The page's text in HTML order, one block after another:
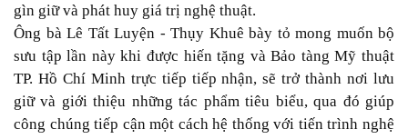
gìn giữ và phát huy giá trị nghệ thuật.
Ông bà Lê Tất Luyện - Thụy Khuê bày tỏ mong muốn bộ
sưu tập lần này khi được hiến tặng và Bảo tàng Mỹ thuật
TP. Hồ Chí Minh trực tiếp tiếp nhận, sẽ trở thành nơi lưu
giữ và giới thiệu những tác phẩm tiêu biểu, qua đó giúp
công chúng tiếp cận một cách hệ thống với tiến trình nghệ